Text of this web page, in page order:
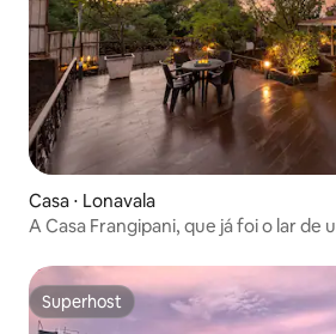
Casa ⋅ Lonavala
A Casa Frangipani, que já foi o lar de
Superhost
Superhost